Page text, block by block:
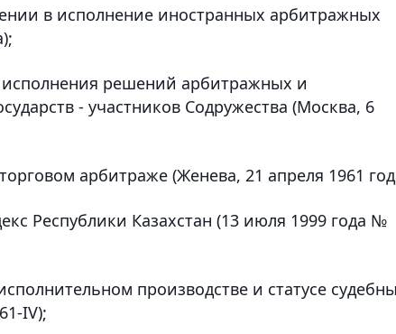
в исполнение иностранных арбитражных
решений арбитражных и
- участников Содружества (Москва, 6
арбитраже (Женева, 21 апреля 1961
Республики Казахстан (13 июля 1999 года №
производстве и статусе
IV);